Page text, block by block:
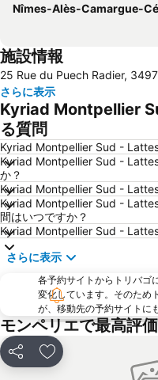
Nîmes-Alès-Camargue-Cévennes Airport
施設情報
25 Rue du Puech Radier,
さらに表示
Kyriad Montpellier
る質問
Kyriad Montpellier Sud -
Kyriad Montpellier Sud -
か？
Kyriad Montpellier Sud -
Kyriad Montpellier Sud -
間はいつですか？
Kyriad Montpellier Sud -
さらに表示
各予約サイトからトリバゴ
変化しています。そのため
が、移動先の予約サイトに
モンペリエで最高評
シェア お気に入りに追加